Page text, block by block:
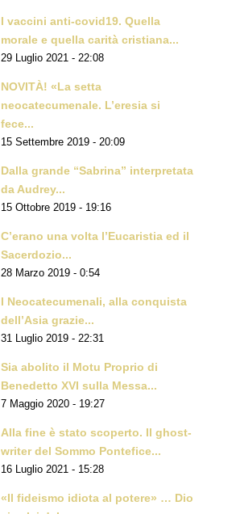
I vaccini anti-covid19. Quella
morale e quella carità cristiana...
29 Luglio 2021 - 22:08
NOVITÀ! «La setta
neocatecumenale. L’eresia si
fece...
15 Settembre 2019 - 20:09
Dalla grande “Sabrina” interpretata
da Audrey...
15 Ottobre 2019 - 19:16
C’erano una volta l’Eucaristia ed il
Sacerdozio...
28 Marzo 2019 - 0:54
I Neocatecumenali, alla conquista
dell’Asia grazie...
31 Luglio 2019 - 22:31
Sia abolito il Motu Proprio di
Benedetto XVI sulla Messa...
7 Maggio 2020 - 19:27
Alla fine è stato scoperto. Il ghost-
writer del Sommo Pontefice...
16 Luglio 2021 - 15:28
«Il fideismo idiota al potere» … Dio